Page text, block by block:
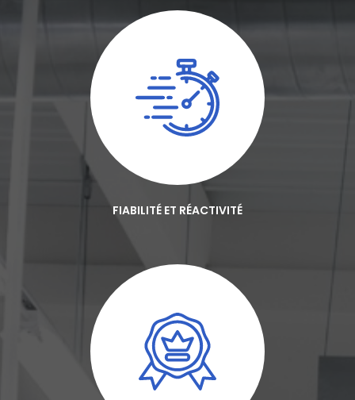
FIABILITÉ ET RÉACTIVITÉ